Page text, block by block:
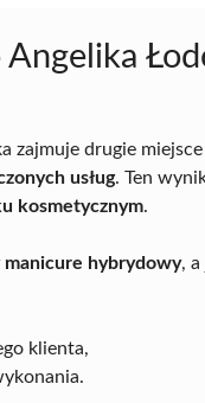
zajmuje drugie
usług. Ten
kosmetycznym.
hybrydowy, a
klienta,